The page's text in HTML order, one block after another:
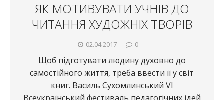
ЯК МОТИВУВАТИ УЧНІВ ДО
ЧИТАННЯ ХУДОЖНІХ ТВОРІВ
02.04.2017 0
Щоб підготувати людину духовно до
самостійного життя, треба ввести її у світ
книг. Василь Сухомлинський VІ